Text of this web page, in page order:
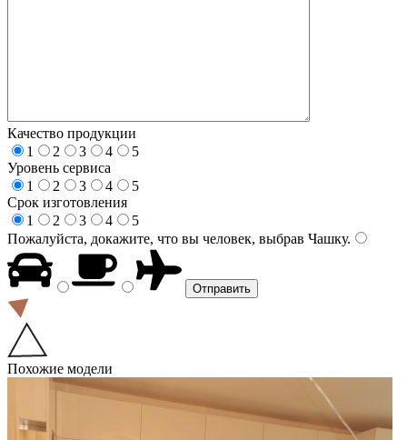
Качество продукции
1
2 3 4
5
Уровень сервиса
1
2 3 4
5
Срок изготовления
1
2 3 4
5
Пожалуйста, докажите, что вы человек, выбрав Чашку.
Похожие модели